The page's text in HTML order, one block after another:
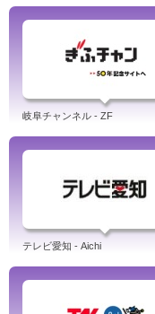
岐阜チャンネル - ZF
テレビ愛知 - Aichi